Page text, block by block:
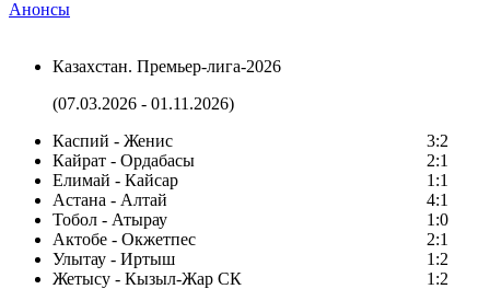
Анонсы
Казахстан. Премьер-лига-2026
(07.03.2026 - 01.11.2026)
Каспий - Женис
3:2
Кайрат - Ордабасы
2:1
Елимай - Кайсар
1:1
Астана - Алтай
4:1
Тобол - Атырау
1:0
Актобе - Окжетпес
2:1
Улытау - Иртыш
1:2
Жетысу - Кызыл-Жар СК
1:2